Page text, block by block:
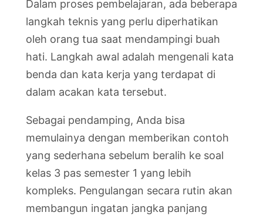
Dalam proses pembelajaran, ada beberapa
langkah teknis yang perlu diperhatikan
oleh orang tua saat mendampingi buah
hati. Langkah awal adalah mengenali kata
benda dan kata kerja yang terdapat di
dalam acakan kata tersebut.
Sebagai pendamping, Anda bisa
memulainya dengan memberikan contoh
yang sederhana sebelum beralih ke soal
kelas 3 pas semester 1 yang lebih
kompleks. Pengulangan secara rutin akan
membangun ingatan jangka panjang